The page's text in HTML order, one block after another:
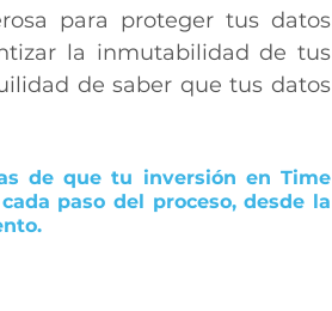
para proteger tus datos
la inmutabilidad de tus
de saber que tus datos
de que tu inversión en Time
paso del proceso, desde la